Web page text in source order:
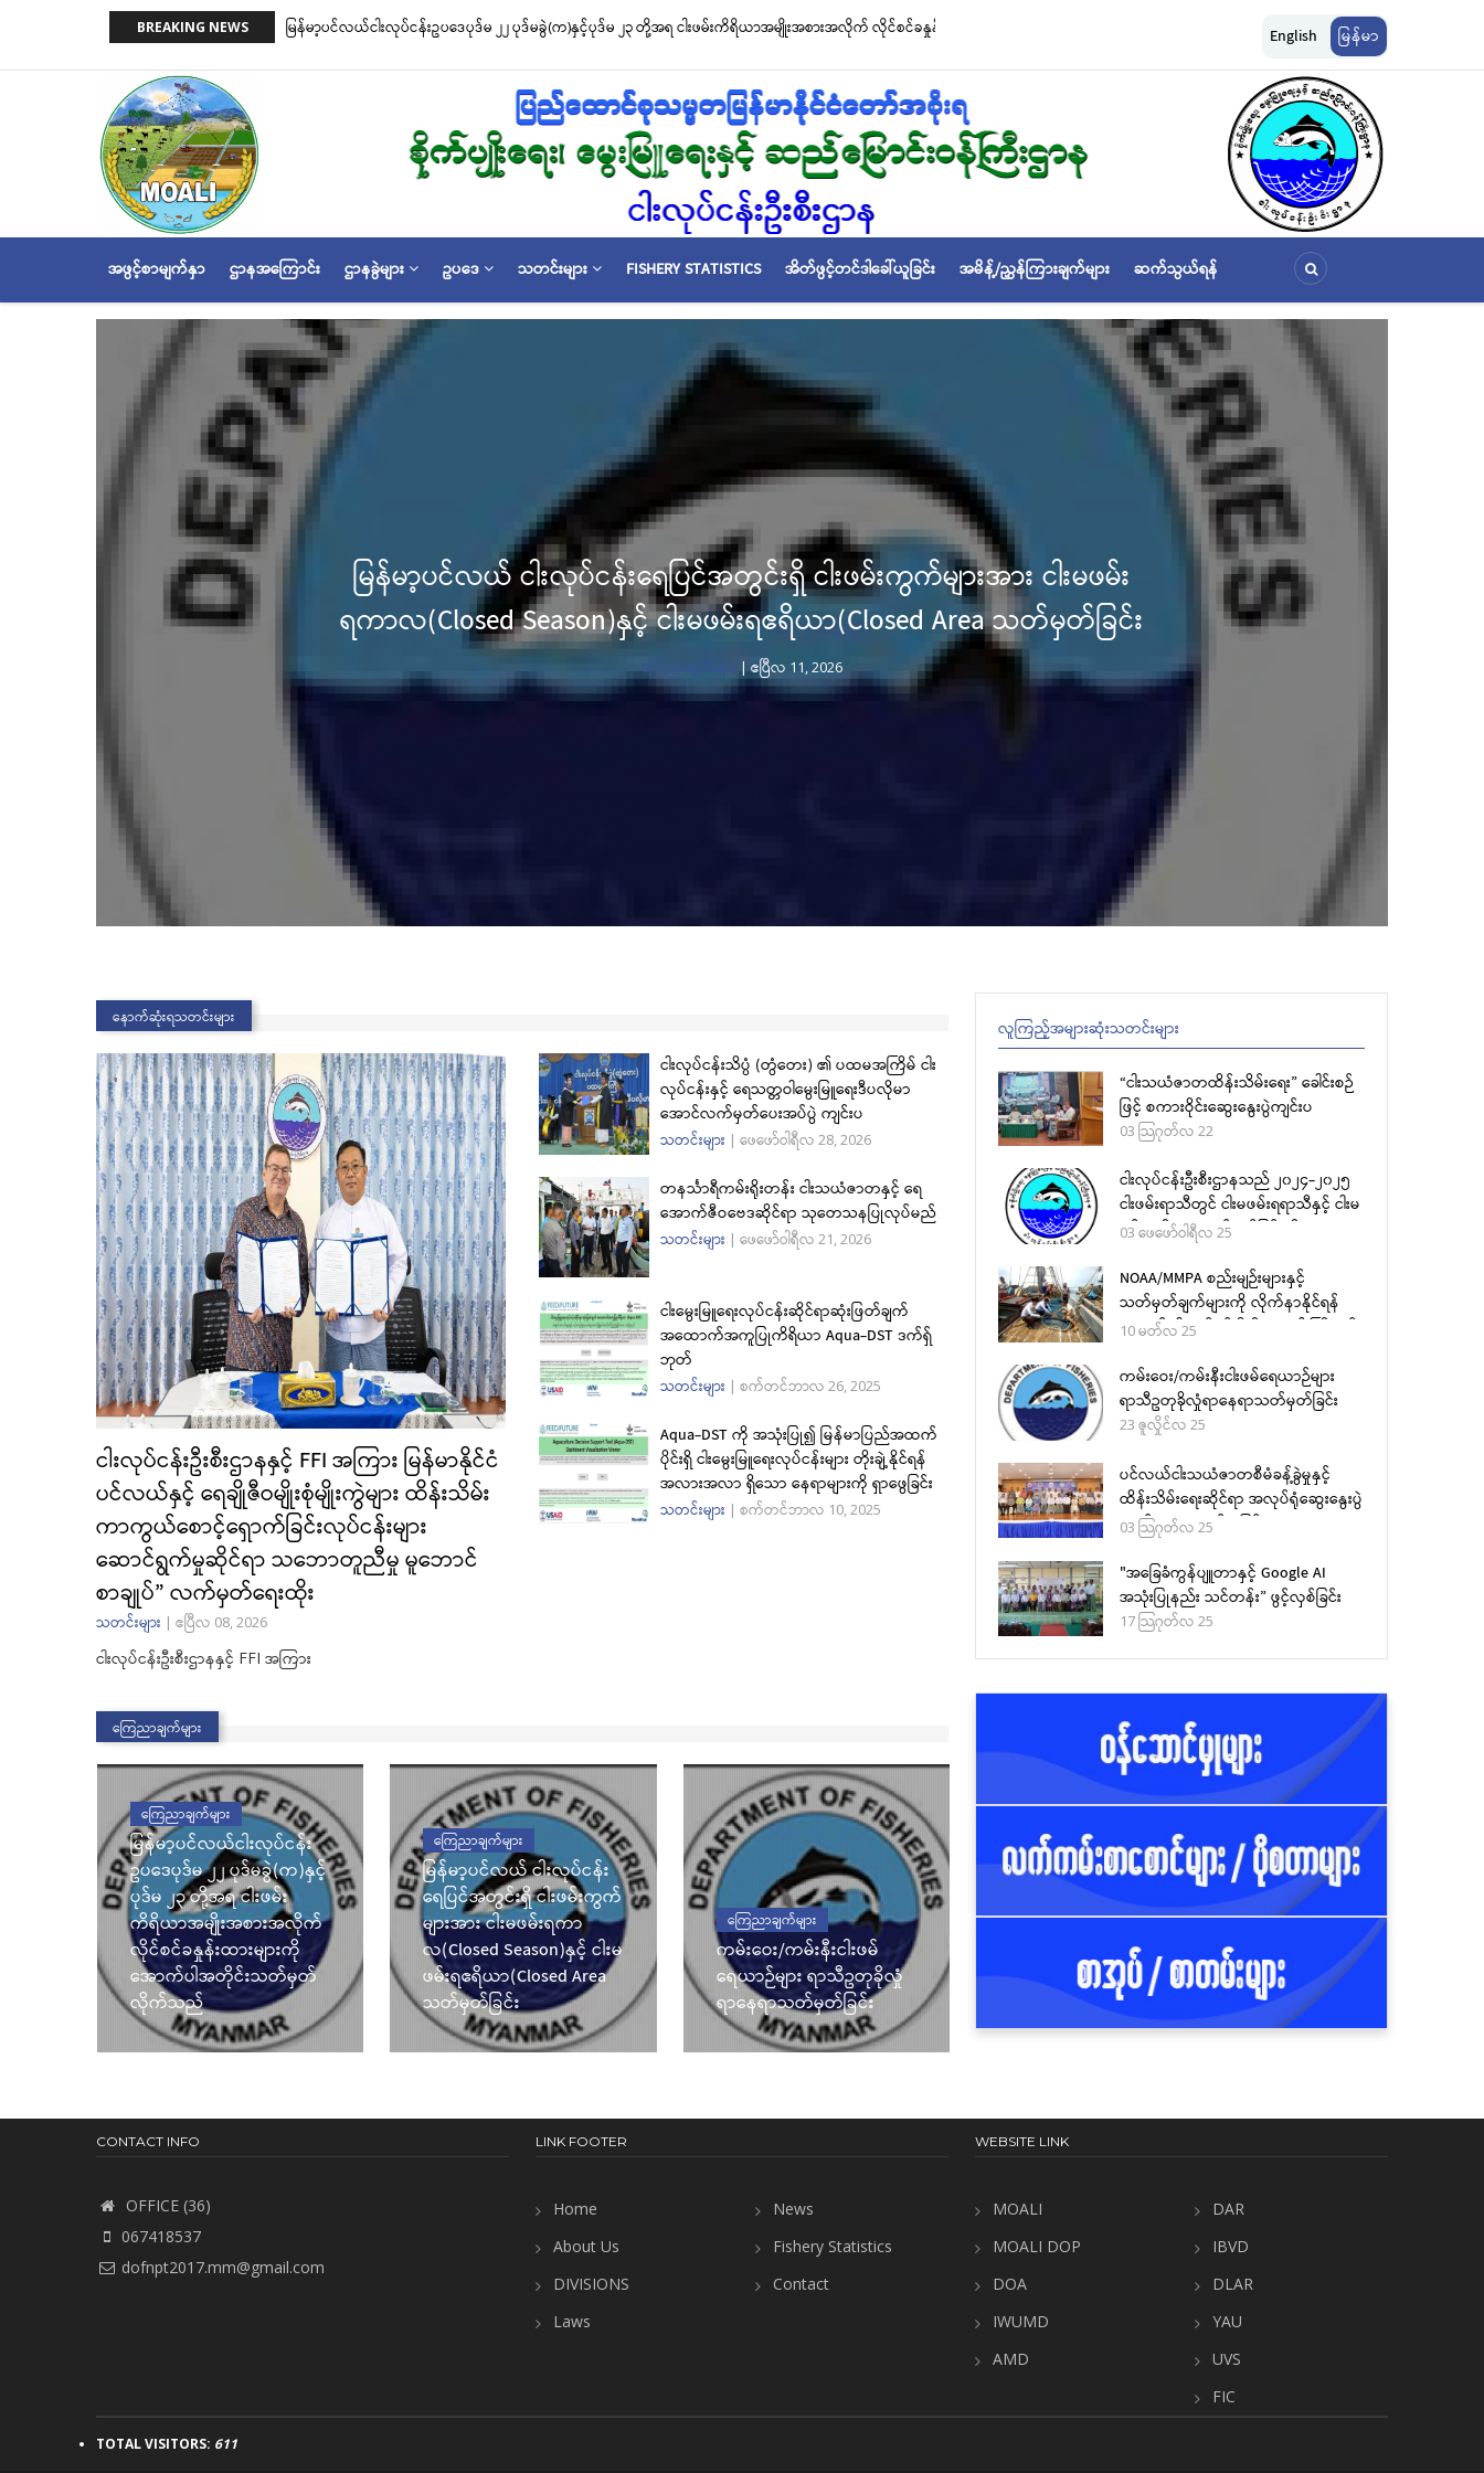
BREAKING NEWS
မြန်မာ့ပင်လယ်ငါးလုပ်ငန်းဥပဒေပုဒ်မ ၂၂ ပုဒ်မခွဲ(က)နှင့်ပုဒ်မ ၂၃ တို့အရ ငါးဖမ်းကိရိယာအမျိုးအစားအလိုက် လိုင်စင်ခနှုန်းထားများကို အောက်ပါ
ငါးလုပ်ငန်းဦးစီးဌာနနှင့် FFI အကြား မြန်မာနိုင်ငံ ပင်လယ်နှင့် ရေချိုဇီဝမျိုးစုံမျိုးကွဲများ ထိန်းသိမ်းကာကွယ်စောင့်ရှော
English မြန်မာ
MAIN
NAVIGATION
အဖွင့်စာမျက်နှာ ဌာနအကြောင်း ဌာနခွဲများ ဥပဒေ သတင်းများ FISHERY STATISTICS အိတ်ဖွင့်တင်ဒါခေါ်ယူခြင်း အမိန့်/ညွှန်ကြားချက်များ ဆက်သွယ်ရန်
မြန်မာ့ပင်လယ် ငါးလုပ်ငန်းရေပြင်အတွင်းရှိ ငါးဖမ်းကွက်များအား ငါးမဖမ်း
ရကာလ(Closed Season)နှင့် ငါးမဖမ်းရဧရိယာ(Closed Area သတ်မှတ်ခြင်း
မျိုးကွဲများ ထိ
နောက်ဆုံးရသတင်းများ
ငါးလုပ်ငန်းဦးစီးဌာနနှင့် FFI အကြား မြန်မာနိုင်ငံ
ပင်လယ်နှင့် ရေချိုဇီဝမျိုးစုံမျိုးကွဲများ ထိန်းသိမ်း
ကာကွယ်စောင့်ရှောက်ခြင်းလုပ်ငန်းများ
ဆောင်ရွက်မှုဆိုင်ရာ သဘောတူညီမှု မူဘောင်
စာချုပ်” လက်မှတ်ရေးထိုး
သတင်းများ | ဧပြီလ 08, 2026
ငါးလုပ်ငန်းဦးစီးဌာနနှင့် FFI အကြား
ငါးလုပ်ငန်းသိပ္ပံ (တွံတေး) ၏ ပထမအကြိမ် ငါး
လုပ်ငန်းနှင့် ရေသတ္တဝါမွေးမြူရေးဒီပလိုမာ
အောင်လက်မှတ်ပေးအပ်ပွဲ ကျင်းပ
သတင်းများ | ဖေဖော်ဝါရီလ 28, 2026
တနင်္သာရီကမ်းရိုးတန်း ငါးသယံဇာတနှင့် ရေ
အောက်ဇီဝဗေဒဆိုင်ရာ သုတေသနပြုလုပ်မည်
သတင်းများ | ဖေဖော်ဝါရီလ 21, 2026
ငါးမွေးမြူရေးလုပ်ငန်းဆိုင်ရာဆုံးဖြတ်ချက်
အထောက်အကူပြုကိရိယာ Aqua-DST ဒက်ရှ်
ဘုတ်
သတင်းများ | စက်တင်ဘာလ 26, 2025
Aqua-DST ကို အသုံးပြု၍ မြန်မာပြည်အထက်
ပိုင်းရှိ ငါးမွေးမြူရေးလုပ်ငန်းများ တိုးချဲ့နိုင်ရန်
အလားအလာ ရှိသော နေရာများကို ရှာဖွေခြင်း
သတင်းများ | စက်တင်ဘာလ 10, 2025
ကြေညာချက်များ
ကြေညာချက်များ
မြန်မာ့ပင်လယ်ငါးလုပ်ငန်း
ဥပဒေပုဒ်မ ၂၂ ပုဒ်မခွဲ(က)နှင့်
ပုဒ်မ ၂၃ တို့အရ ငါးဖမ်း
ကိရိယာအမျိုးအစားအလိုက်
လိုင်စင်ခနှုန်းထားများကို
အောက်ပါအတိုင်းသတ်မှတ်
လိုက်သည်
ကြေညာချက်များ
မြန်မာ့ပင်လယ် ငါးလုပ်ငန်း
ရေပြင်အတွင်းရှိ ငါးဖမ်းကွက်
များအား ငါးမဖမ်းရကာ
လ(Closed Season)နှင့် ငါးမ
ဖမ်းရဧရိယာ(Closed Area
သတ်မှတ်ခြင်း
ကြေညာချက်များ
ကမ်းဝေး/ကမ်းနီးငါးဖမ်
ရေယာဉ်များ ရာသီဥတုခိုလှုံ
ရာနေရာသတ်မှတ်ခြင်း
သတင်းများ ,
ကြေညာချက်များ
ငါးလုပ်ငန်းဦးစီးဌာနသည်
၂၀၂၄-၂၀၂၅ ငါးဖမ်းရာသီ
တွင် ငါးမဖမ်းရရာသီနှင့် ငါးမ
ဖမ်းရဧရိယာ သတ်မှတ်ခြင်း
ကို (၂၇-၁-၂၀၂၅) ရက်စွဲပါ
ညွှန်ကြားချက်အမှတ်
၁/၂၀၂၅ ဖြင့်ထုတ်ပြန်ခဲ့
ကြေညာချက်များ
မြန်မာ့ပင်လယ်ငါးလုပ်ငန်း
ဥပဒေပုဒ်မ ၂၂ ပုဒ်မခွဲ(က)
ပုဒ်မ ၂၃ တို့အရ ငါးဖမ်း
ကိရိယာအမျိုးအစားအ
လိုင်စင်ခနှုန်းထားများကို
အောက်ပါအတိုင်းသတ်မှ
လိုက်သည်
လူကြည့်အများဆုံးသတင်းများ
“ငါးသယံဇာတထိန်းသိမ်းရေး” ခေါင်းစဉ်
ဖြင့် စကားဝိုင်းဆွေးနွေးပွဲကျင်းပ
03 သြဂုတ်လ 22
ငါးလုပ်ငန်းဦးစီးဌာနသည် ၂၀၂၄-၂၀၂၅
ငါးဖမ်းရာသီတွင် ငါးမဖမ်းရရာသီနှင့် ငါးမ
ဖမ်းရဧရိယာ သတ်မှတ်ခြင်းကို
အမှတ် ၁/၂၀၂၅ ဖြင့်ထုတ်ပြန်ခဲ့
03 ဖေဖော်ဝါရီလ 25
NOAA/MMPA စည်းမျဉ်းများနှင့်
သတ်မှတ်ချက်များကို လိုက်နာနိုင်ရန်
အတွက် ငါးလုပ်ငန်းဦးစီးဌာန၏ ကြိုးပမ်း
10 မတ်လ 25
ကမ်းဝေး/ကမ်းနီးငါးဖမ်ရေယာဉ်များ
ရာသီဥတုခိုလှုံရာနေရာသတ်မှတ်ခြင်း
23 ဇူလှိုင်လ 25
ပင်လယ်ငါးသယံဇာတစီမံခန့်ခွဲမှုနှင့်
ထိန်းသိမ်းရေးဆိုင်ရာ အလုပ်ရုံဆွေးနွေးပွဲ
အခမ်းအနား ကျင်းပခြင်း
03 သြဂုတ်လ 25
"အခြေခံကွန်ပျူတာနှင့် Google AI
အသုံးပြုနည်း သင်တန်း” ဖွင့်လှစ်ခြင်း
17 သြဂုတ်လ 25
CONTACT INFO
OFFICE (36)
067418537
dofnpt2017.mm@gmail.com
LINK FOOTER
Home
About Us
DIVISIONS
Laws
News
Fishery Statistics
Contact
WEBSITE LINK
MOALI
MOALI DOP
DOA
IWUMD
AMD
DAR
IBVD
DLAR
YAU
UVS
FIC
TOTAL VISITORS: 611